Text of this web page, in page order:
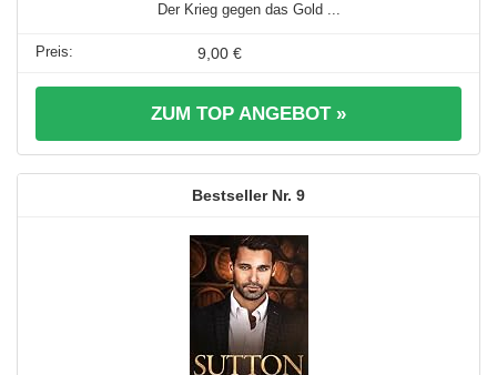
Der Krieg gegen das Gold ...
9,00 €
ZUM TOP ANGEBOT »
9